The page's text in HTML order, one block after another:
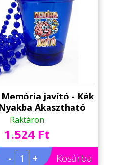
Memória javító - Kék
Akasztható
LED világítással -
Ajándék -
- Party Kellék
Raktáron
1.524 Ft
- + Kosárba